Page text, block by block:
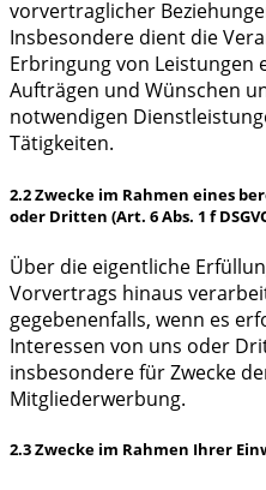
vorvertraglicher
Insbesondere dient die
Erbringung von Leistungen
Aufträgen und Wünschen
notwendigen
Tätigkeiten.
2.2 Zwecke im Rahmen eines
oder Dritten (Art. 6 Abs. 1 f
Über die eigentliche
Vorvertrags hinaus
gegebenenfalls, wenn es
Interessen von uns oder
insbesondere für Zwecke
Mitgliederwerbung.
2.3 Zwecke im Rahmen Ihrer